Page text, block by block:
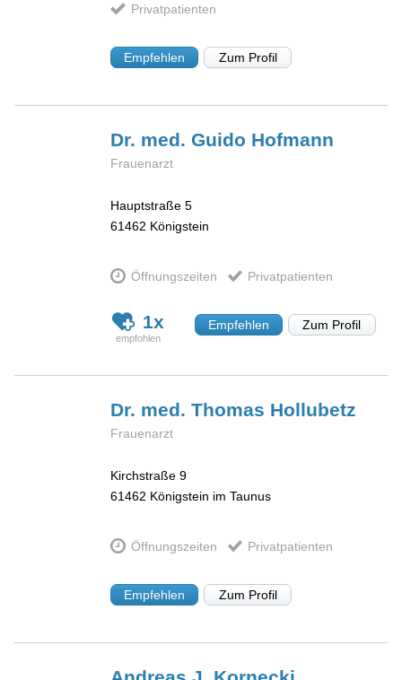
Privatpatienten
Empfehlen Zum Profil
Dr. med. Guido Hofmann
Frauenarzt
Hauptstraße 5
61462 Königstein
Öffnungszeiten Privatpatienten
1x Empfehlen Zum Profil
Dr. med. Thomas Hollubetz
Frauenarzt
Kirchstraße 9
61462 Königstein im Taunus
Öffnungszeiten Privatpatienten
Empfehlen Zum Profil